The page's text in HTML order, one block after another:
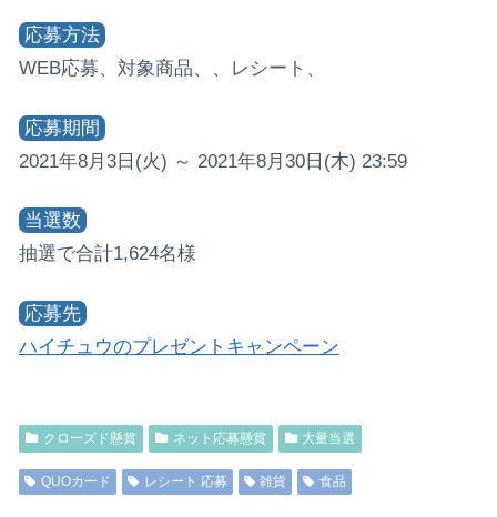
応募方法
WEB応募、対象商品、、レシート、
応募期間
2021年8月3日(火) ～ 2021年8月30日(木) 23:59
当選数
抽選で合計1,624名様
応募先
ハイチュウのプレゼントキャンペーン
クローズド懸賞 ネット応募懸賞 大量当選
QUOカード レシート 応募 雑貨 食品